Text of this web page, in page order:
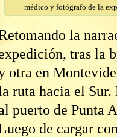
médico y fotógrafo de la
la
tras la
otra en
ruta hacia el Sur.
puerto de Punta
de cargar